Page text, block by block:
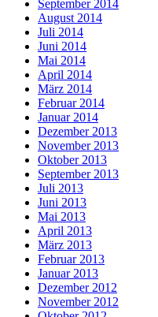
September 2014
August 2014
Juli 2014
Juni 2014
Mai 2014
April 2014
März 2014
Februar 2014
Januar 2014
Dezember 2013
November 2013
Oktober 2013
September 2013
Juli 2013
Juni 2013
Mai 2013
April 2013
März 2013
Februar 2013
Januar 2013
Dezember 2012
November 2012